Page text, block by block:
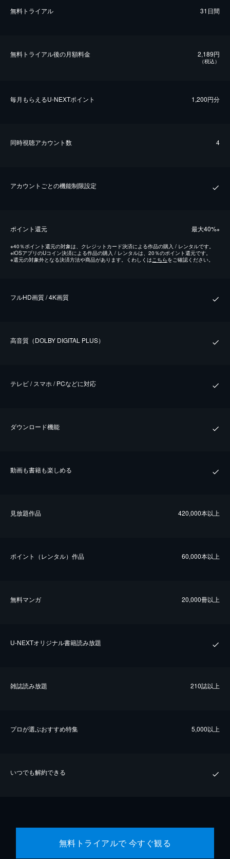
無料トライアル 31日間
無料トライアル後の⽉額料金 2,189円
（税込）
毎⽉もらえるU-NEXTポイント 1,200円分
同時視聴アカウント数 4
アカウントごとの機能制限設定
ポイント還元 最⼤40%※
※40％ポイント還元の対象は、クレジットカード決済による作品の購入 / レンタルです。
※iOSアプリのUコイン決済による作品の購入 / レンタルは、20％のポイント還元です。
※還元の対象外となる決済方法や商品があります。くわしくはこちらをご確認ください。
フルHD画質 / 4K画質
⾼⾳質（DOLBY DIGITAL PLUS）
テレビ / スマホ / PCなどに対応
ダウンロード機能
動画も書籍も楽しめる
⾒放題作品 420,000本以上
ポイント（レンタル）作品 60,000本以上
無料マンガ 20,000冊以上
U-NEXTオリジナル書籍読み放題
雑誌読み放題 210誌以上
プロが選ぶおすすめ特集 5,000以上
いつでも解約できる
無料トライアルで 今すぐ観る